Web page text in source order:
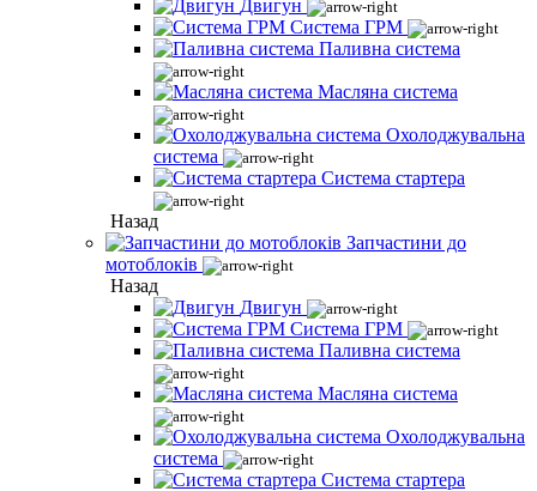
Двигун
Система ГРМ
Паливна система
Масляна система
Охолоджувальна
система
Система стартера
Назад
Запчастини до
мотоблоків
Назад
Двигун
Система ГРМ
Паливна система
Масляна система
Охолоджувальна
система
Система стартера